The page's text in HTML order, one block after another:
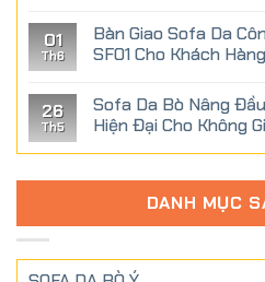
01
Th6
Bàn Giao Sofa Da
SF01 Cho Khách
26
Th5
Sofa Da Bò Nâng
Hiện Đại Cho Không
DANH MỤC